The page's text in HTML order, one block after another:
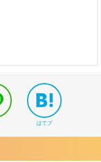
はてブ